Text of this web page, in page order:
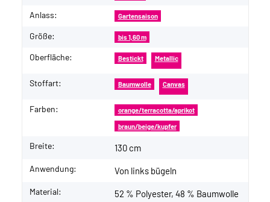
Anlass: Gartensaison
Größe: bis 1,60 m
Oberfläche: Bestickt Metallic
Stoffart: Baumwolle Canvas
Farben: orange/terracotta/aprikot
braun/beige/kupfer
Breite: 130 cm
Anwendung: Von links bügeln
Material: 52 % Polyester, 48 % Baumwolle